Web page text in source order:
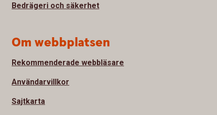
Bedrägeri och säkerhet
Om webbplatsen
Rekommenderade webbläsare
Användarvillkor
Sajtkarta